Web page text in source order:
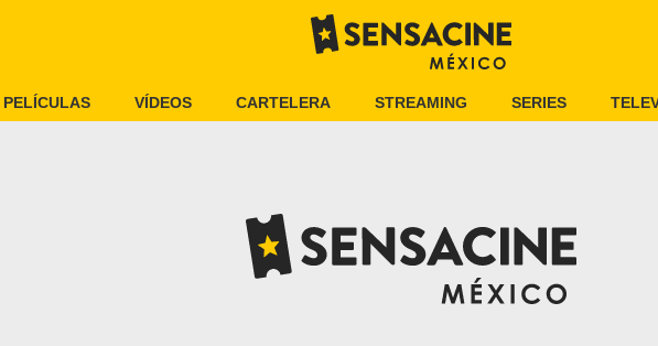
PELÍCULAS VÍDEOS CARTELERA STREAMING SERIES